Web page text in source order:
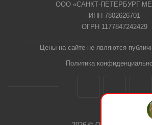
ООО «САНКТ-ПЕТЕРБУРГ
ИНН 7802626701
ОГРН 1177847242429
Цены на сайте не являются
Политика